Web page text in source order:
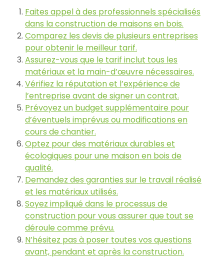
Faites appel à des professionnels spécialisés
dans la construction de maisons en bois.
Comparez les devis de plusieurs entreprises
pour obtenir le meilleur tarif.
Assurez-vous que le tarif inclut tous les
matériaux et la main-d’œuvre nécessaires.
Vérifiez la réputation et l’expérience de
l’entreprise avant de signer un contrat.
Prévoyez un budget supplémentaire pour
d’éventuels imprévus ou modifications en
cours de chantier.
Optez pour des matériaux durables et
écologiques pour une maison en bois de
qualité.
Demandez des garanties sur le travail réalisé
et les matériaux utilisés.
Soyez impliqué dans le processus de
construction pour vous assurer que tout se
déroule comme prévu.
N’hésitez pas à poser toutes vos questions
avant, pendant et après la construction.